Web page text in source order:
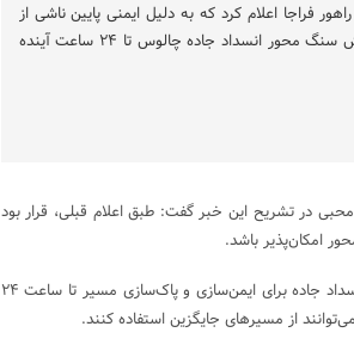
فراجا اعلام کرد که به دلیل ایمنی پایین ناشی از
برف و احتمال ریزش سنگ محور انسداد جاده چالوس تا ۲۴ ساعت آینده
در تشریح این خبر گفت: طبق اعلام قبلی، قرار بود
به گفته او، به دلیل بارش برف و ریزش سنگ در این محور، انسداد جاده برای ایمن‌سازی و پاک‌سازی مسیر تا ساعت ۲۴